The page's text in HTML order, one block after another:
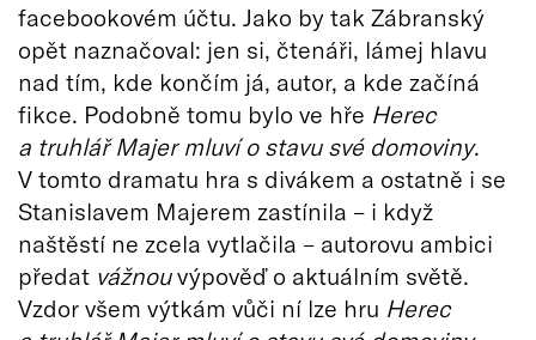
facebookovém účtu. Jako by tak Zábranský
opět naznačoval: jen si, čtenáři, lámej hlavu
nad tím, kde končím já, autor, a kde začíná
fikce. Podobně tomu bylo ve hře Herec
a truhlář Majer mluví o stavu své domoviny.
V tomto dramatu hra s divákem a ostatně i se
Stanislavem Majerem zastínila – i když
naštěstí ne zcela vytlačila – autorovu ambici
předat vážnouvýpověď o aktuálním světě.
Vzdor všem výtkám vůči ní lze hru Herec